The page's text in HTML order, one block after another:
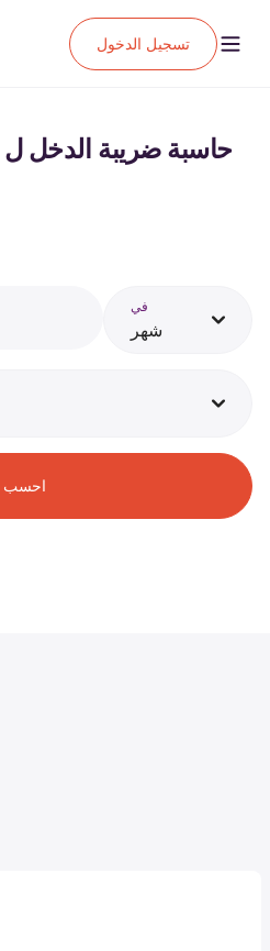
تسجيل الدخول
في
شهر
احسب